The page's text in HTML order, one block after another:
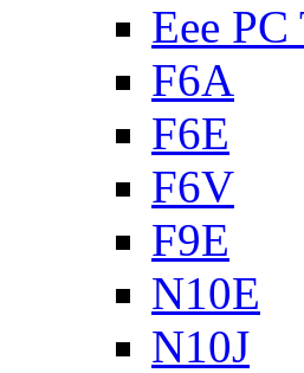
Eee PC
F6A
F6E
F6V
F9E
N10E
N10J